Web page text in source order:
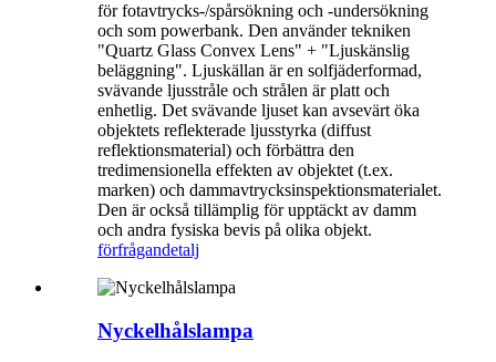
för fotavtrycks-/spårsökning och -undersökning
och som powerbank. Den använder tekniken
"Quartz Glass Convex Lens" + "Ljuskänslig
beläggning". Ljuskällan är en solfjäderformad,
svävande ljusstråle och strålen är platt och
enhetlig. Det svävande ljuset kan avsevärt öka
objektets reflekterade ljusstyrka (diffust
reflektionsmaterial) och förbättra den
tredimensionella effekten av objektet (t.ex.
marken) och dammavtrycksinspektionsmaterialet.
Den är också tillämplig för upptäckt av damm
och andra fysiska bevis på olika objekt.
förfrågandetalj
Nyckelhålslampa